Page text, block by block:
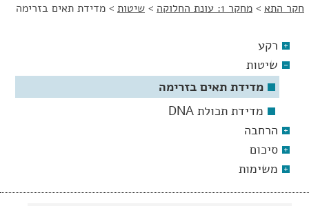
חקר התא > מחקר 1: עונת החלוקה > שיטות > מדידת תאים בזרימה
רקע
שיטות
מדידת תאים בזרימה
מדידת תכולת DNA
הרחבה
סיכום
משימות